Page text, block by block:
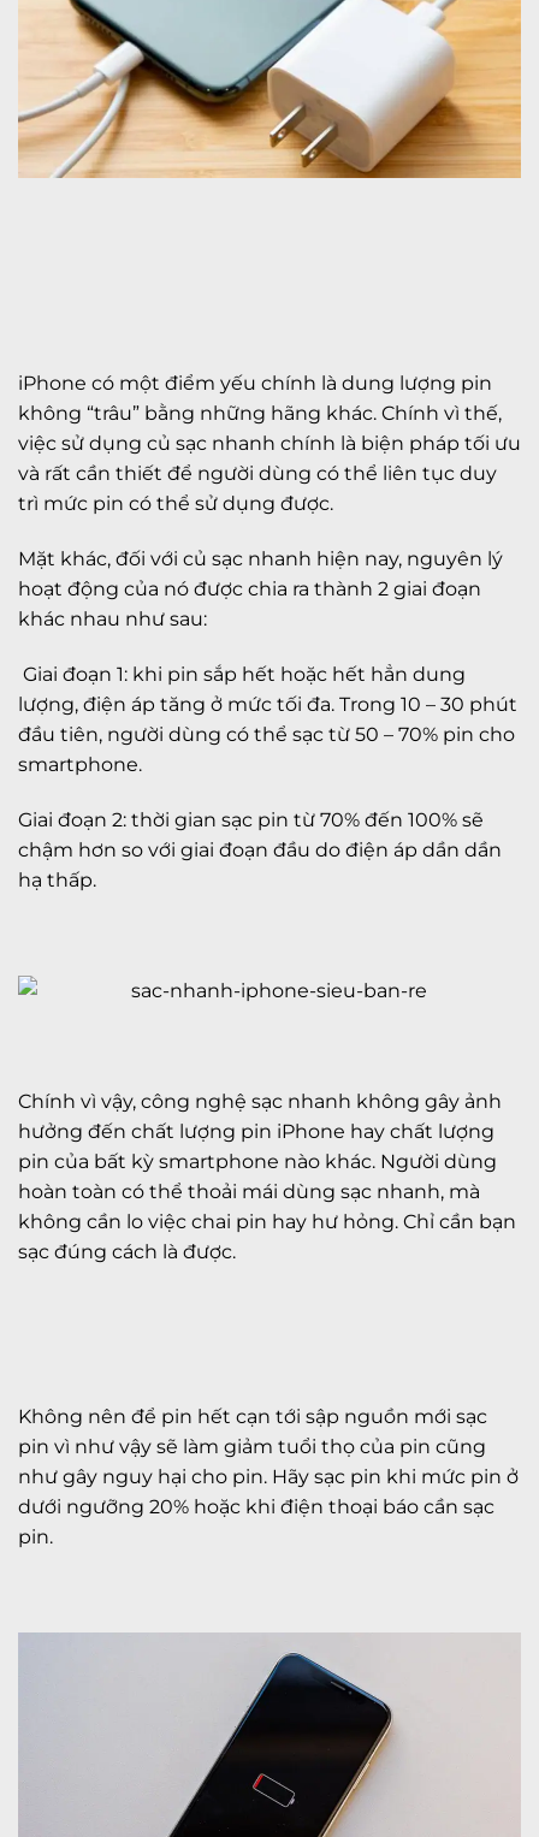
iPhone có một điểm yếu chính là dung lượng pin
không “trâu” bằng những hãng khác. Chính vì thế,
việc sử dụng củ sạc nhanh chính là biện pháp tối ưu
và rất cần thiết để người dùng có thể liên tục duy
trì mức pin có thể sử dụng được.
Mặt khác, đối với củ sạc nhanh hiện nay, nguyên lý
hoạt động của nó được chia ra thành 2 giai đoạn
khác nhau như sau:
Giai đoạn 1: khi pin sắp hết hoặc hết hẳn dung
lượng, điện áp tăng ở mức tối đa. Trong 10 – 30 phút
đầu tiên, người dùng có thể sạc từ 50 – 70% pin cho
smartphone.
Giai đoạn 2: thời gian sạc pin từ 70% đến 100% sẽ
chậm hơn so với giai đoạn đầu do điện áp dần dần
hạ thấp.
Chính vì vậy, công nghệ sạc nhanh không gây ảnh
hưởng đến chất lượng pin iPhone hay chất lượng
pin của bất kỳ smartphone nào khác. Người dùng
hoàn toàn có thể thoải mái dùng sạc nhanh, mà
không cần lo việc chai pin hay hư hỏng. Chỉ cần bạn
sạc đúng cách là được.
Không nên để pin hết cạn tới sập nguồn mới sạc
pin vì như vậy sẽ làm giảm tuổi thọ của pin cũng
như gây nguy hại cho pin. Hãy sạc pin khi mức pin ở
dưới ngưỡng 20% hoặc khi điện thoại báo cần sạc
pin.